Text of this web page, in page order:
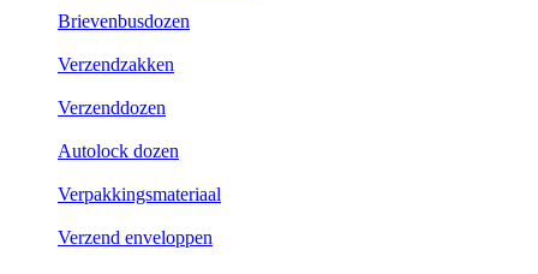
Brievenbusdozen
Verzendzakken
Verzenddozen
Autolock dozen
Verpakkingsmateriaal
Verzend enveloppen